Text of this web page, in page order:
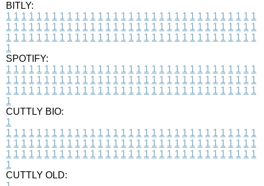
BITLY:
1 1 1 1 1 1 1 1 1 1 1 1 1 1 1 1 1 1 1 1 1 1 1 1 1 1 1 1 1 1 1 1 1
1 1 1 1 1 1 1 1 1 1 1 1 1 1 1 1 1 1 1 1 1 1 1 1 1 1 1 1 1 1 1 1 1
1 1 1 1 1 1 1 1 1 1 1 1 1 1 1 1 1 1 1 1 1 1 1 1 1 1 1 1 1 1 1 1 1
1
SPOTIFY:
1 1 1 1 1 1 1 1 1 1 1 1 1 1 1 1 1 1 1 1 1 1 1 1 1 1 1 1 1 1 1 1 1
1 1 1 1 1 1 1 1 1 1 1 1 1 1 1 1 1 1 1 1 1 1 1 1 1 1 1 1 1 1 1 1 1
1 1 1 1 1 1 1 1 1 1 1 1 1 1 1 1 1 1 1 1 1 1 1 1 1 1 1 1 1 1 1 1 1
1
CUTTLY BIO:
1
1 1 1 1 1 1 1 1 1 1 1 1 1 1 1 1 1 1 1 1 1 1 1 1 1 1 1 1 1 1 1 1 1
1 1 1 1 1 1 1 1 1 1 1 1 1 1 1 1 1 1 1 1 1 1 1 1 1 1 1 1 1 1 1 1 1
1 1 1 1 1 1 1 1 1 1 1 1 1 1 1 1 1 1 1 1 1 1 1 1 1 1 1 1 1 1 1 1 1
1
CUTTLY OLD: